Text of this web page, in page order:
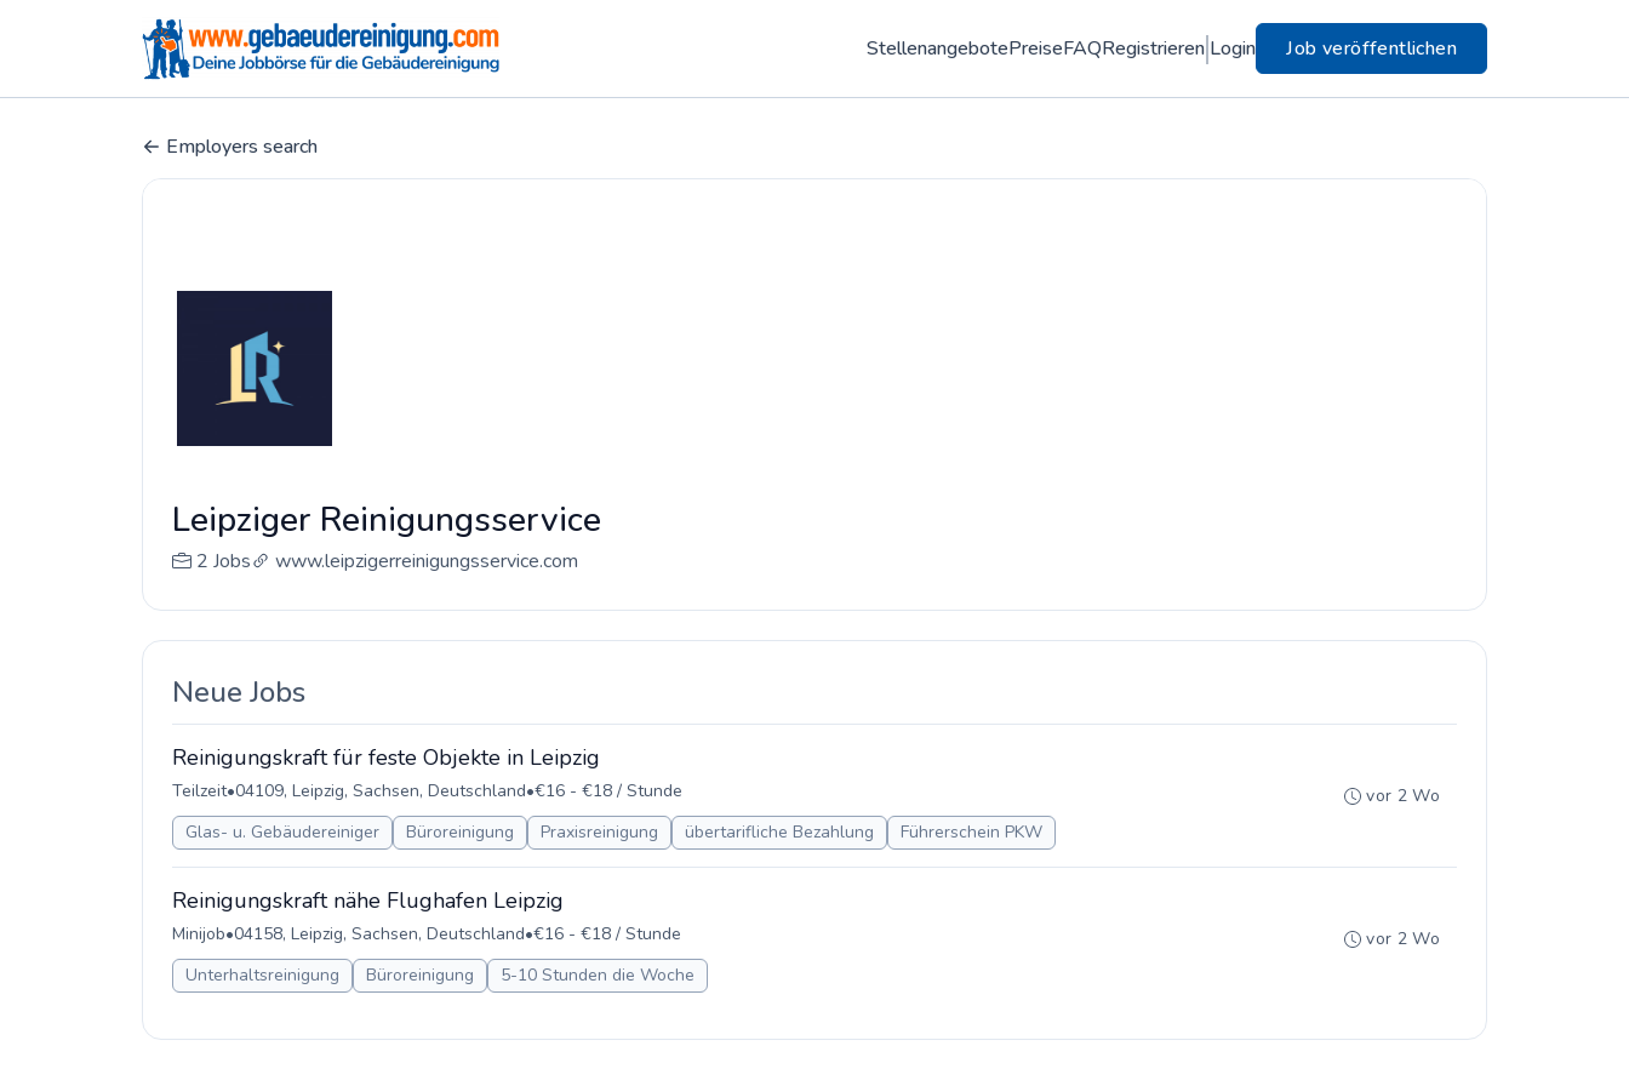
StellenangebotePreiseFAQRegistrieren Login Job veröffentlichen
Employers search
Leipziger Reinigungsservice
2 Jobs www.leipzigerreinigungsservice.com
Neue Jobs
Reinigungskraft für feste Objekte in Leipzig
Teilzeit•04109, Leipzig, Sachsen, Deutschland•€16 - €18 / Stunde
Glas- u. Gebäudereiniger
Büroreinigung Praxisreinigung übertarifliche Bezahlung Führerschein PKW
vor 2 Wo
Reinigungskraft nähe Flughafen Leipzig
Minijob•04158, Leipzig, Sachsen, Deutschland•€16 - €18 / Stunde
Unterhaltsreinigung
Büroreinigung 5-10 Stunden die Woche
vor 2 Wo